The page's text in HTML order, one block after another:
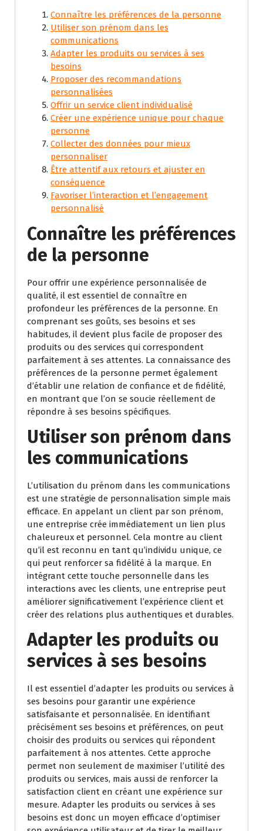
Connaître les préférences de la personne
Utiliser son prénom dans les
communications
Adapter les produits ou services à ses
besoins
Proposer des recommandations
personnalisées
Offrir un service client individualisé
Créer une expérience unique pour chaque
personne
Collecter des données pour mieux
personnaliser
Être attentif aux retours et ajuster en
conséquence
Favoriser l’interaction et l’engagement
personnalisé
Connaître les préférences
de la personne
Pour offrir une expérience personnalisée de
qualité, il est essentiel de connaître en
profondeur les préférences de la personne. En
comprenant ses goûts, ses besoins et ses
habitudes, il devient plus facile de proposer des
produits ou des services qui correspondent
parfaitement à ses attentes. La connaissance des
préférences de la personne permet également
d’établir une relation de confiance et de fidélité,
en montrant que l’on se soucie réellement de
répondre à ses besoins spécifiques.
Utiliser son prénom dans
les communications
L’utilisation du prénom dans les communications
est une stratégie de personnalisation simple mais
efficace. En appelant un client par son prénom,
une entreprise crée immédiatement un lien plus
chaleureux et personnel. Cela montre au client
qu’il est reconnu en tant qu’individu unique, ce
qui peut renforcer sa fidélité à la marque. En
intégrant cette touche personnelle dans les
interactions avec les clients, une entreprise peut
améliorer significativement l’expérience client et
créer des relations plus authentiques et durables.
Adapter les produits ou
services à ses besoins
Il est essentiel d’adapter les produits ou services à
ses besoins pour garantir une expérience
satisfaisante et personnalisée. En identifiant
précisément ses besoins et préférences, on peut
choisir des produits ou services qui répondent
parfaitement à nos attentes. Cette approche
permet non seulement de maximiser l’utilité des
produits ou services, mais aussi de renforcer la
satisfaction client en créant une expérience sur
mesure. Adapter les produits ou services à ses
besoins est donc un moyen efficace d’optimiser